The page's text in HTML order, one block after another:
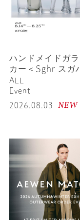
ハンドメイドガ
カー＜Sghr スガ
の展示販売会「玻
– The Landscape
Glass –」を開催
ALL
Event
2026.08.03 NEW